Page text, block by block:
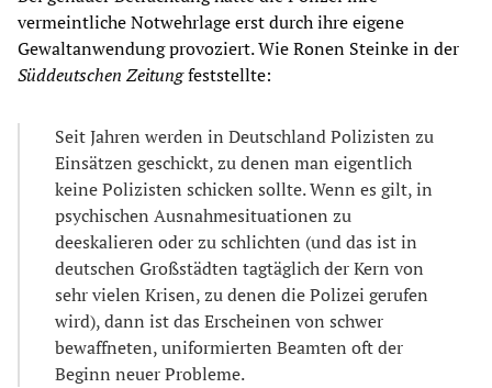
vermeintliche Notwehrlage erst durch ihre eigene
Gewaltanwendung provoziert. Wie Ronen Steinke in der
Süddeutschen Zeitungfeststellte:
Seit Jahren werden in Deutschland Polizisten zu
Einsätzen geschickt, zu denen man eigentlich
keine Polizisten schicken sollte. Wenn es gilt, in
psychischen Ausnahmesituationen zu
deeskalieren oder zu schlichten (und das ist in
deutschen Großstädten tagtäglich der Kern von
sehr vielen Krisen, zu denen die Polizei gerufen
wird), dann ist das Erscheinen von schwer
bewaffneten, uniformierten Beamten oft der
Beginn neuer Probleme.